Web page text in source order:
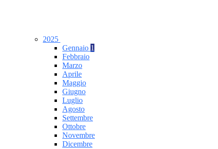
2025
Gennaio 1
Febbraio
Marzo
Aprile
Maggio
Giugno
Luglio
Agosto
Settembre
Ottobre
Novembre
Dicembre